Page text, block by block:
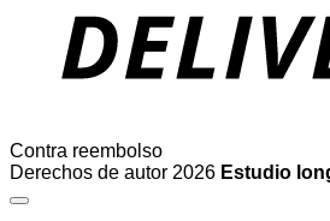
Contra reembolso
Derechos de autor 2026 Estudio